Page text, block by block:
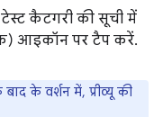
कैटगरी की सूची में
आइकॉन पर टैप करें.
के वर्शन में, प्रीव्यू की